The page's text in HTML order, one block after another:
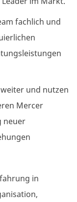
fachlich und
und nutzen
Mercer
neuer
in